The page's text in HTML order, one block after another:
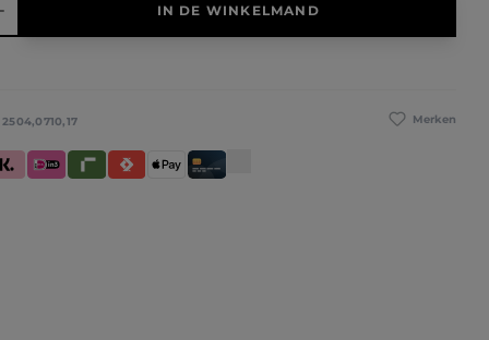
IN DE WINKELMAND
Merken
2504,0710,17
(Achteraf betalen / In delen betalen / Direct betalen)
iDeal IN3
RivertySatispayApple PayCreditcard / Betaalpas